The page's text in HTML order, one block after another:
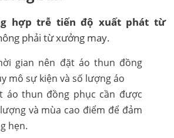
hợp trễ tiến độ xuất phát từ
phải từ xưởng may.
áo thun đồng phục cần được
và mùa cao điểm để đảm
hẹn.